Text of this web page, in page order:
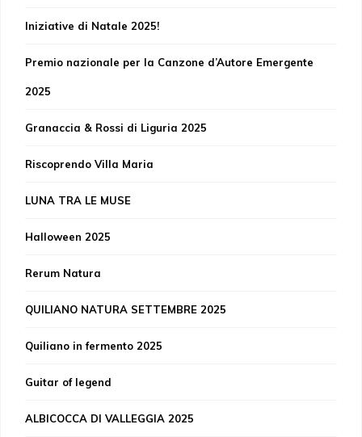
Iniziative di Natale 2025!
Premio nazionale per la Canzone d’Autore Emergente
2025
Granaccia & Rossi di Liguria 2025
Riscoprendo Villa Maria
LUNA TRA LE MUSE
Halloween 2025
Rerum Natura
QUILIANO NATURA SETTEMBRE 2025
Quiliano in fermento 2025
Guitar of legend
ALBICOCCA DI VALLEGGIA 2025